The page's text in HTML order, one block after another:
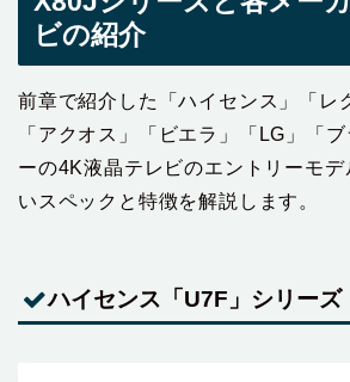
ビの紹介
前章で紹介した「ハイセンス」「レ
「アクオス」「ビエラ」「LG」「
ーの4K液晶テレビのエントリーモデ
いスペックと特徴を解説します。
ハイセンス「U7F」シリーズ